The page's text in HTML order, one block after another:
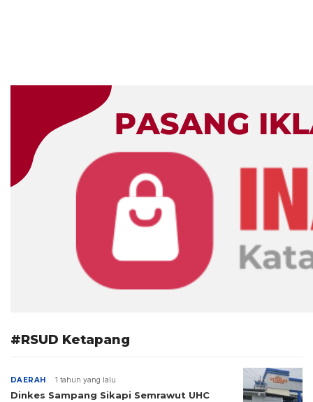
#RSUD Ketapang
DAERAH 1 tahun yang lalu
Dinkes Sampang Sikapi Semrawut UHC